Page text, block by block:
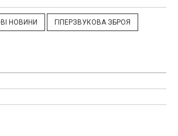
НОВИНИ ГІПЕРЗВУКОВА ЗБРОЯ